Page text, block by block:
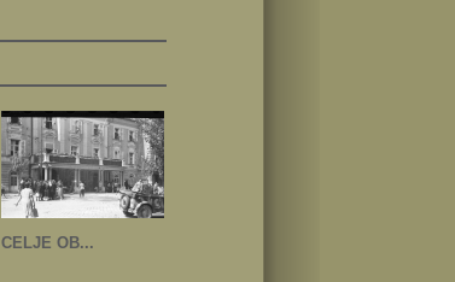
CELJE OB...